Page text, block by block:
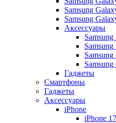
Samsung
Samsung
Аксессуары
Samsung
Samsung
Гаджеты
Смартфоны
Гаджеты
Аксессуары
iPhone
iPhone